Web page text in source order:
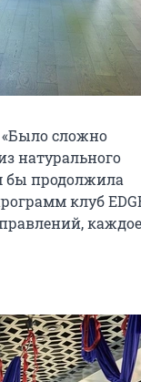
сложно
натурального
бы продолжила
клуб